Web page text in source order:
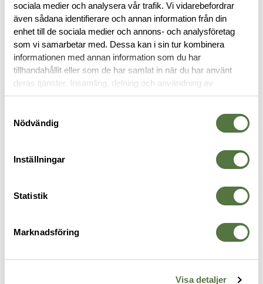
sociala medier och analysera vår trafik. Vi vidarebefordrar
även sådana identifierare och annan information från din
enhet till de sociala medier och annons- och analysföretag
som vi samarbetar med. Dessa kan i sin tur kombinera
informationen med annan information som du har
tillhandahållit eller som de har samlat in när du har använt
deras tjänster. Insamling, delning och användning av
personuppgifter kan användas för personalisering av
Nödvändig
Inställningar
Statistik
Marknadsföring
Visa detaljer
OM VARUMÄRKET
GLOCK
SAFARILAND